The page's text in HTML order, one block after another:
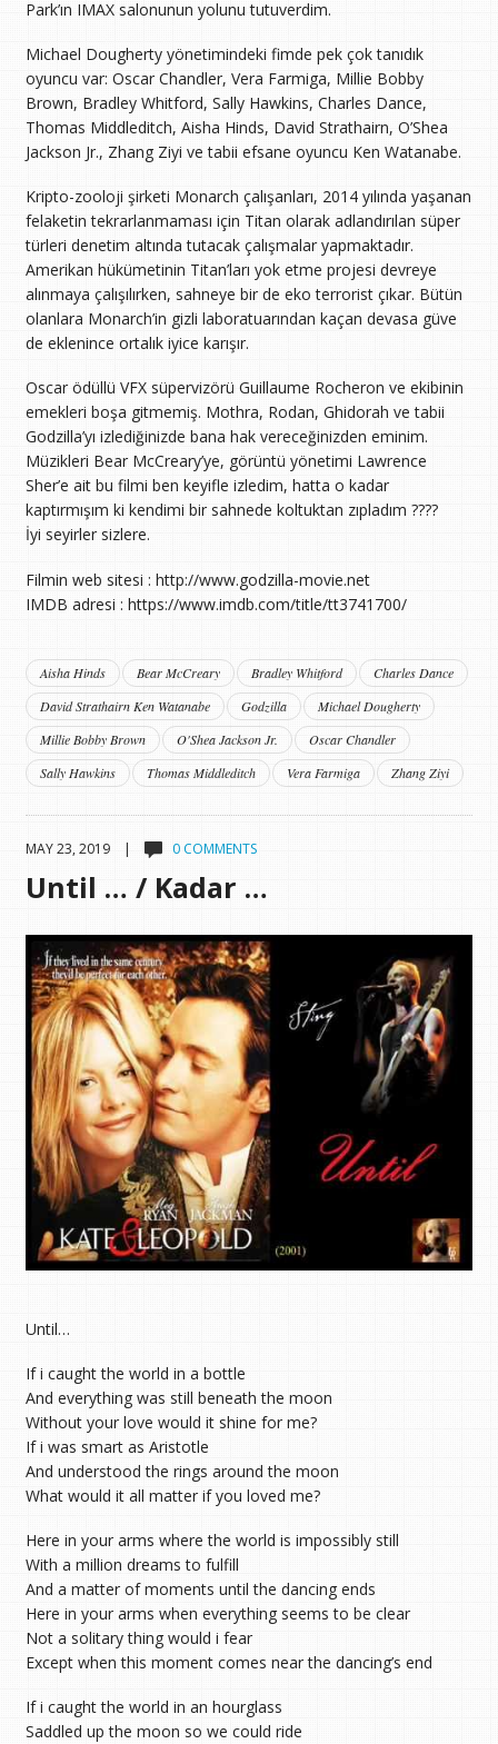
Park’ın IMAX salonunun yolunu tutuverdim.
Michael Dougherty yönetimindeki fimde pek çok tanıdık
oyuncu var: Oscar Chandler, Vera Farmiga, Millie Bobby
Brown, Bradley Whitford, Sally Hawkins, Charles Dance,
Thomas Middleditch, Aisha Hinds, David Strathairn, O’Shea
Jackson Jr., Zhang Ziyi ve tabii efsane oyuncu Ken Watanabe.
Kripto-zooloji şirketi Monarch çalışanları, 2014 yılında yaşanan
felaketin tekrarlanmaması için Titan olarak adlandırılan süper
türleri denetim altında tutacak çalışmalar yapmaktadır.
Amerikan hükümetinin Titan’ları yok etme projesi devreye
alınmaya çalışılırken, sahneye bir de eko terrorist çıkar. Bütün
olanlara Monarch’in gizli laboratuarından kaçan devasa güve
de eklenince ortalık iyice karışır.
Oscar ödüllü VFX süpervizörü Guillaume Rocheron ve ekibinin
emekleri boşa gitmemiş. Mothra, Rodan, Ghidorah ve tabii
Godzilla’yı izlediğinizde bana hak vereceğinizden eminim.
Müzikleri Bear McCreary’ye, görüntü yönetimi Lawrence
Sher’e ait bu filmi ben keyifle izledim, hatta o kadar
kaptırmışım ki kendimi bir sahnede koltuktan zıpladım ????
İyi seyirler sizlere.
Filmin web sitesi : http://www.godzilla-movie.net
IMDB adresi : https://www.imdb.com/title/tt3741700/
Aisha Hinds Bear McCreary Bradley Whitford
Charles Dance
David Strathairn Ken Watanabe
Godzilla
Michael Dougherty
Millie Bobby Brown
O'Shea Jackson Jr.
Oscar Chandler
Sally Hawkins
Thomas Middleditch Vera Farmiga Zhang Ziyi
MAY 23, 2019 | 0 COMMENTS
Until … / Kadar …
Until…
If i caught the world in a bottle
And everything was still beneath the moon
Without your love would it shine for me?
If i was smart as Aristotle
And understood the rings around the moon
What would it all matter if you loved me?
Here in your arms where the world is impossibly still
With a million dreams to fulfill
And a matter of moments until the dancing ends
Here in your arms when everything seems to be clear
Not a solitary thing would i fear
Except when this moment comes near the dancing’s end
If i caught the world in an hourglass
Saddled up the moon so we could ride